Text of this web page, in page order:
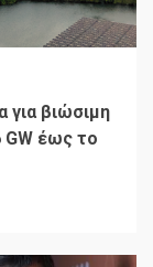
για βιώσιμη
έως το